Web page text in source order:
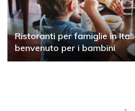
Ristoranti per famiglie in
benvenuto per i bambini